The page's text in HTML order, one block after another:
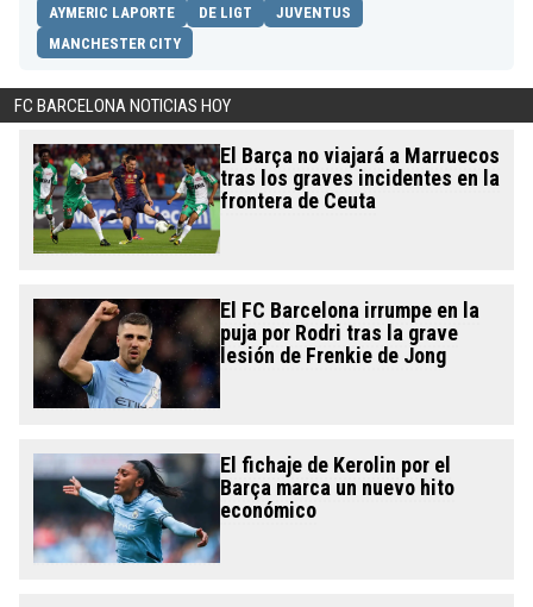
AYMERIC LAPORTE DE LIGT
JUVENTUS
MANCHESTER CITY
FC BARCELONA NOTICIAS HOY
El Barça no viajará a Marruecos
tras los graves incidentes en la
frontera de Ceuta
El FC Barcelona irrumpe en la
puja por Rodri tras la grave
lesión de Frenkie de Jong
El fichaje de Kerolin por el
Barça marca un nuevo hito
económico